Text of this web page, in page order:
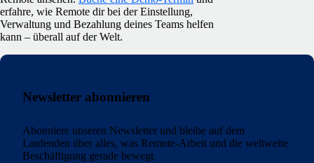
erfahre, wie Remote dir bei der Einstellung,
Verwaltung und Bezahlung deines Teams helfen
kann – überall auf der Welt.
Newsletter abonnieren
Abonniere unseren Newsletter und bleibe auf dem
Laufenden über alles, was Remote-Arbeit und die weltweite
Beschäftigung gerade bewegt.